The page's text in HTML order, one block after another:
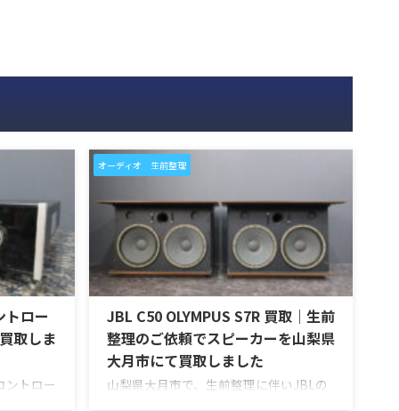
ロー
取しま
ントロー
オーディオ 生前整理
JBL C50 OLYMPUS S7R 買取｜生前
整理のご依頼でスピーカーを山梨県
大月市にて買取しました
山梨県大月市で、生前整理に伴いJBLの